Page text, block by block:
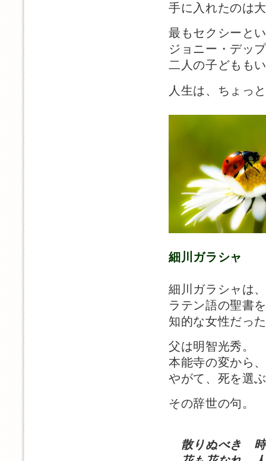
手に入れたのは
最もセクシーと
ジョニー・デッ
二人の子どもも
人生は、ちょっ
細川ガラシャ
細川ガラシャは
ラテン語の聖書
知的な女性だっ
父は明智光秀。
本能寺の変から
やがて、死を選
その辞世の句。
散りぬべき 時